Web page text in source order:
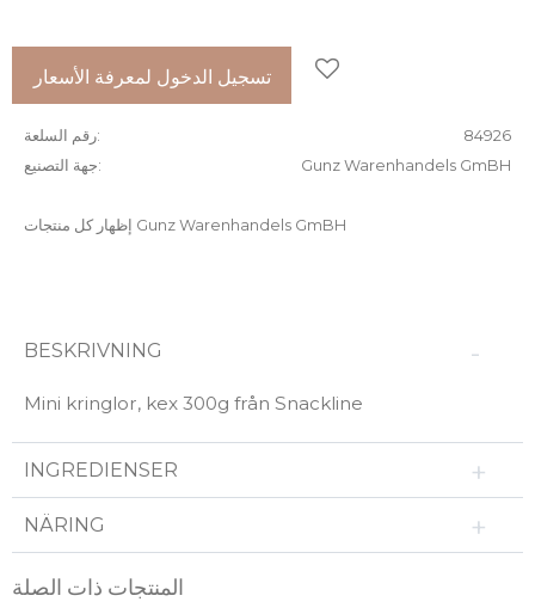
تسجيل الدخول لمعرفة الأسعار
رقم السلعة
84926
جهة التصنيع
Gunz Warenhandels GmBH
إظهار كل منتجات Gunz Warenhandels GmBH
BESKRIVNING
Mini kringlor, kex 300g från Snackline
INGREDIENSER
NÄRING
المنتجات ذات الصلة